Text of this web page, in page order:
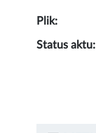
Plik:
Status aktu: